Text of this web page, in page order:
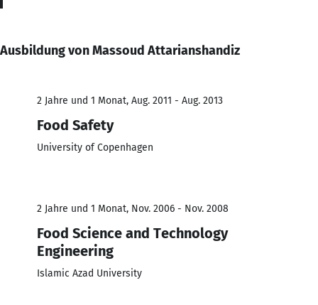
Ausbildung von Massoud Attarianshandiz
2 Jahre und 1 Monat, Aug. 2011 - Aug. 2013
Food Safety
University of Copenhagen
2 Jahre und 1 Monat, Nov. 2006 - Nov. 2008
Food Science and Technology
Engineering
Islamic Azad University